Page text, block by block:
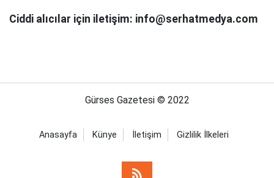
Ciddi alıcılar için iletişim: info@serhatmedya.com
Gürses Gazetesi © 2022
Anasayfa Künye İletişim Gizlilik İlkeleri